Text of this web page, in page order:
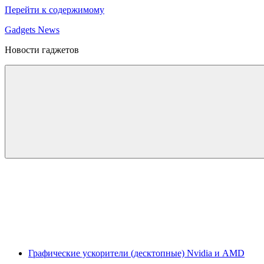
Перейти к содержимому
Gadgets News
Новости гаджетов
Графические ускорители (десктопные) Nvidia и AMD